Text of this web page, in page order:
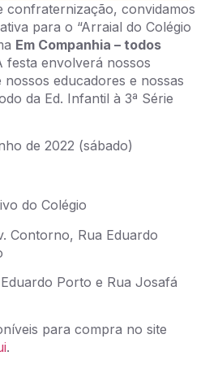
confraternização, convidamos
para o “Arraial do Colégio
Em Companhia–todos
festa envolverá nossos
nossoseducadores e nossas
da Ed. Infantil à 3ª Série
de 2022 (sábado)
do Colégio
Contorno, Rua Eduardo
Porto e Rua Josafá
para compra no site
.